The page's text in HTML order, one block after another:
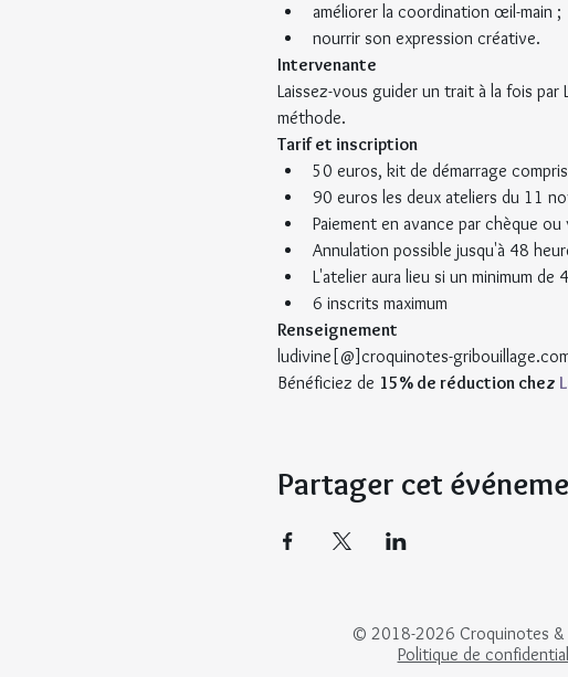
améliorer la coordination œil-main ;
nourrir son expression créative.
Intervenante
Laissez-vous guider un trait à la fois
méthode.
Tarif et inscription
50 euros, kit de démarrage
90 euros les deux ateliers du 11
Paiement en avance par chèque
Annulation possible jusqu'à 48
L'atelier aura lieu si un minimum
6 inscrits maximum
Renseignement
ludivine[@]croquinotes-
Bénéficiez de 15% de réduction chez
Partager cet
© 2018-2026 Croquinotes &
Politique de